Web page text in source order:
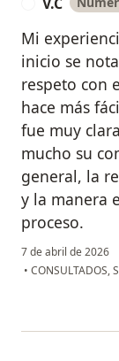
Mi
inicio se
respeto con
hace más
fue muy
mucho su
general, la
y la manera
proceso.
7 de abril de 2026
• CONSULTADOS,